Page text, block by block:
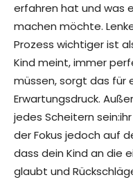
erfahren hat und was
machen möchte.
Prozess wichtiger ist
Kind meint, immer
müssen, sorgt das für
Erwartungsdruck.
jedes Scheitern
der Fokus jedoch auf
dass dein Kind an die
glaubt und